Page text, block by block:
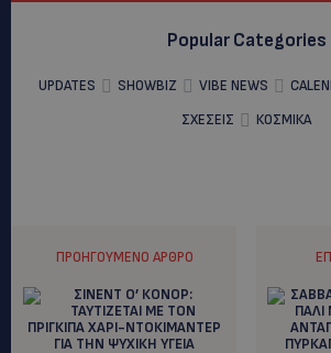
Popular Categories
UPDATES SHOWBIZ VIBE NEWS
ΣΧΕΣΕΙΣ
ΚΟΣΜΙΚΑ
ΠΡΟΗΓΟΎΜΕΝΟ ΆΡΘΡΟ